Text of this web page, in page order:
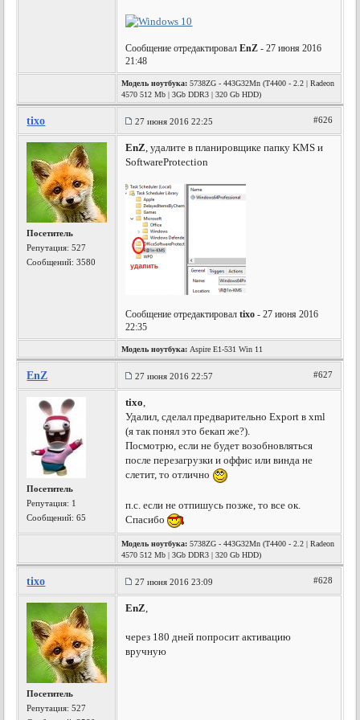
Сообщение отредактировалEnZ - 27 июня 2016
21:48
Модель ноутбука: 5738ZG - 443G32Mn (T4400 - 2.2 | Radeon
4570 512 Mb | 3Gb DDR3 | 320 Gb HDD)
tixo 27 июня 2016 22:25 #626
Посетитель
Репутация:527
Сообщений: 3580
EnZ, удалите в планировщике папку KMS и
SoftwareProtection
Сообщение отредактировалtixo - 27 июня 2016
22:35
Модель ноутбука: Aspire E1-531 Win 11
EnZ 27 июня 2016 22:57 #627
Посетитель
Репутация: 1
Сообщений: 65
tixo,
Удалил, сделал предварительно Export в xml
(я так понял это бекап же?).
Посмотрю, если не будет возобновляться
после перезагрузки и оффис или винда не
слетит, то отлично
п.с. если не отпишусь позже, то все ок.
Спасибо
Модель ноутбука: 5738ZG - 443G32Mn (T4400 - 2.2 | Radeon
4570 512 Mb | 3Gb DDR3 | 320 Gb HDD)
tixo 27 июня 2016 23:09 #628
Посетитель
Репутация:527
EnZ,
через 180 дней попросит активацию
вручную